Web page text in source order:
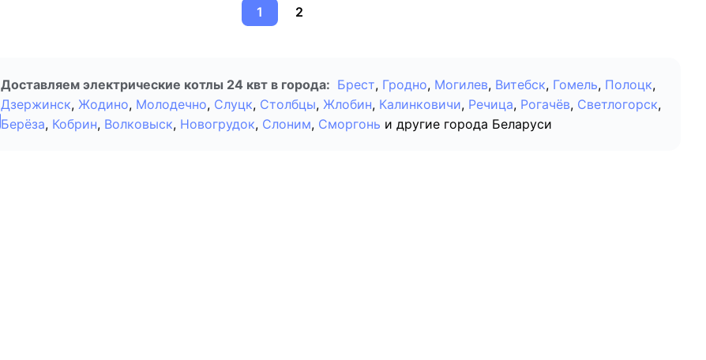
1 2
Доставляем электрические котлы 24 квт в города: Брест, Гродно, Могилев, Витебск, Гомель, Полоцк,
Дзержинск, Жодино, Молодечно, Слуцк, Столбцы, Жлобин, Калинковичи, Речица, Рогачёв, Светлогорск,
Берёза, Кобрин, Волковыск, Новогрудок, Слоним, Сморгонь и другие города Беларуси